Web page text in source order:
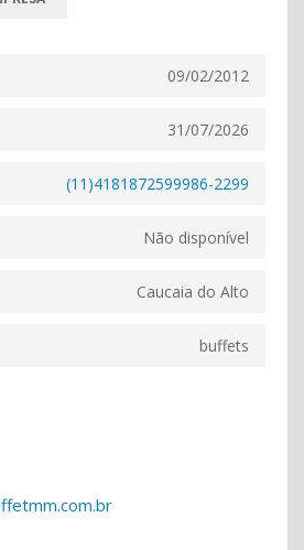
09/02/2012
31/07/2026
(11)4181872599986-2299
Não disponível
Caucaia do Alto
buffets